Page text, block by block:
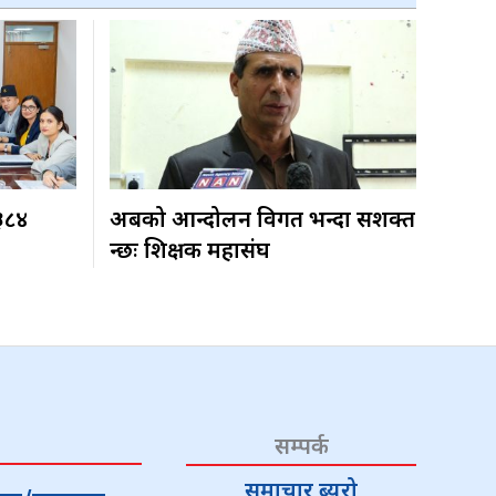
अबको आन्दोलन विगत भन्दा सशक्त
हुन्छः शिक्षक महासंघ
सम्पर्क